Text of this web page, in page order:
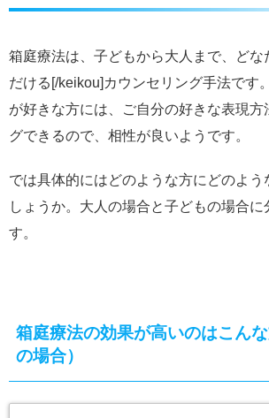
箱庭療法は、子どもから大人まで、どな
だける[/keikou]カウンセリング手法です
が好きな方には、ご自分の好きな表現方
グできるので、相性が良いようです。
では具体的にはどのような方にどのよう
しょうか。大人の場合と子どもの場合に
す。
箱庭療法の効果が高いのはこん
の場合）